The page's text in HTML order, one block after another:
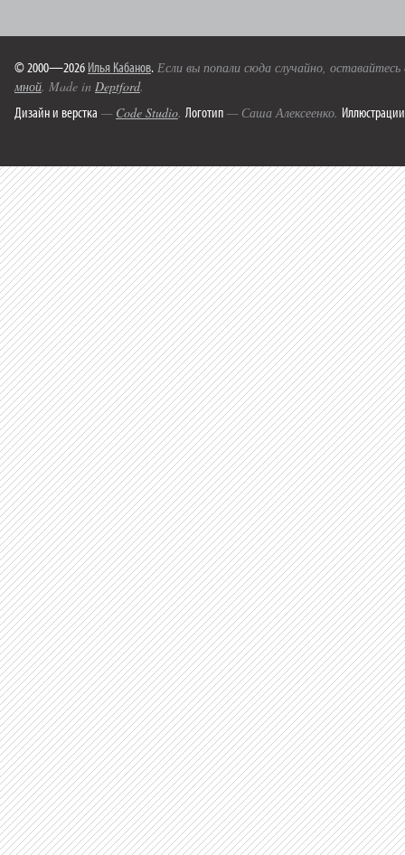
© 2000—2026 Илья Кабанов. Если вы попали сюда случайно,
мной. Made in Deptford.
Дизайн и верстка — Code Studio. Логотип — Саша Алексеенко. Иллюстрации